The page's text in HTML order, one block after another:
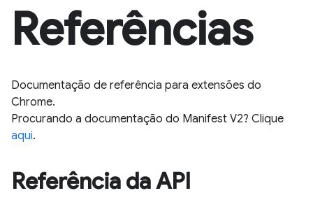
Referências
Documentação de referência para extensões do
Chrome.
Procurando a documentação do Manifest V2? Clique
aqui.
Referência da API